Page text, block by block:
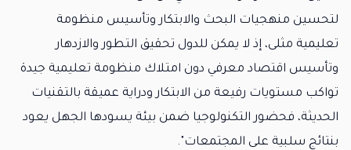
لتحسين منهجيات البحث والابتكار وتأسيس منظومة
تعليمية مثلى، إذ لا يمكن للدول تحقيق التطور والازدهار
وتأسيس اقتصاد معرفي دون امتلاك منظومة تعليمية جيدة
تواكب مستويات رفيعة من الابتكار ودراية عميقة بالتقنيات
الحديثة، فحضور التكنولوجيا ضمن بيئة يسودها الجهل يعود
بنتائج سلبية على المجتمعات".